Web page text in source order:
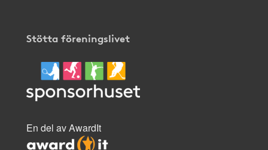
Stötta föreningslivet
En del av AwardIt